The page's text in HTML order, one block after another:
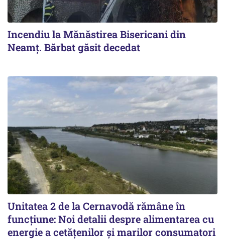
Incendiu la Mănăstirea Bisericani din
Neamţ. Bărbat găsit decedat
Unitatea 2 de la Cernavodă rămâne în
funcțiune: Noi detalii despre alimentarea cu
energie a cetățenilor și marilor consumatori